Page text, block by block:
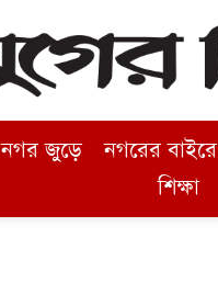
নগর জুড়ে নগরের বাইরে
শিক্ষা